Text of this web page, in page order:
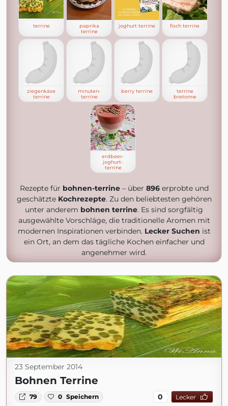
terrine
paprika
terrine
joghurt terrine fisch terrine
ziegenkäse
terrine
minuten-
terrine
berry terrine
terrine
bretonne
erdbeer-
joghurt-
terrine
Rezepte für bohnen-terrine– über 896erprobte und
geschätzte Kochrezepte. Zu den beliebtesten gehören
unter anderem bohnen terrine. Es sind sorgfältig
ausgewählte Vorschläge, die traditionelle Aromen mit
modernen Inspirationen verbinden. Lecker Suchen ist
ein Ort, an dem das tägliche Kochen einfacher und
angenehmer wird.
23 September 2014
Bohnen Terrine
79 0 Speichern 0 Lecker